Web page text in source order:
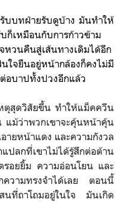
บบทฝ่ายรับดูบ้าง มันทำให้
บก็เหมือนกับการก้าวข้าม
หวนคืนสู่เส้นทางเดิมได้อีก
นใจยืนอยู่หน้ากล้องก็คงไม่มี
ต่อบาปทั้งปวงอีกแล้ว
ดวิสัยขึ้น ทำให้แม็คควีน
แม้ว่าพวกเขาจะคุ้นหน้าคุ้น
ายหน้าแดง และความกังวล
ลกที่เขาไม่ได้รู้สึกต่อต้าน
รอยยิ้ม ความอ่อนโยน และ
ความทรงจำได้เลย ตอนนี้
สนที่ถาโถมอยู่ในใจ มันเกิด